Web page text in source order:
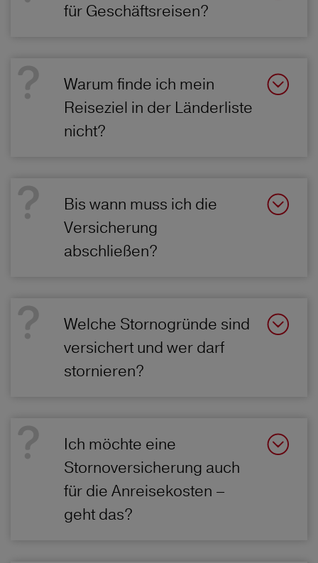
für Geschäftsreisen?
Warum finde ich mein
Reiseziel in der Länderliste
nicht?
Bis wann muss ich die
Versicherung
abschließen?
Welche Stornogründe sind
versichert und wer darf
stornieren?
Ich möchte eine
Stornoversicherung auch
für die Anreisekosten –
geht das?